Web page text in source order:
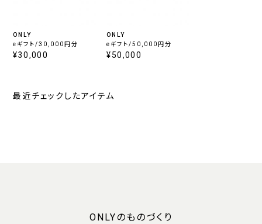
ONLY
eギフト/30,000円分
¥30,000
ONLY
eギフト/50,000円分
¥50,000
最近チェックしたアイテム
ONLYのものづくり